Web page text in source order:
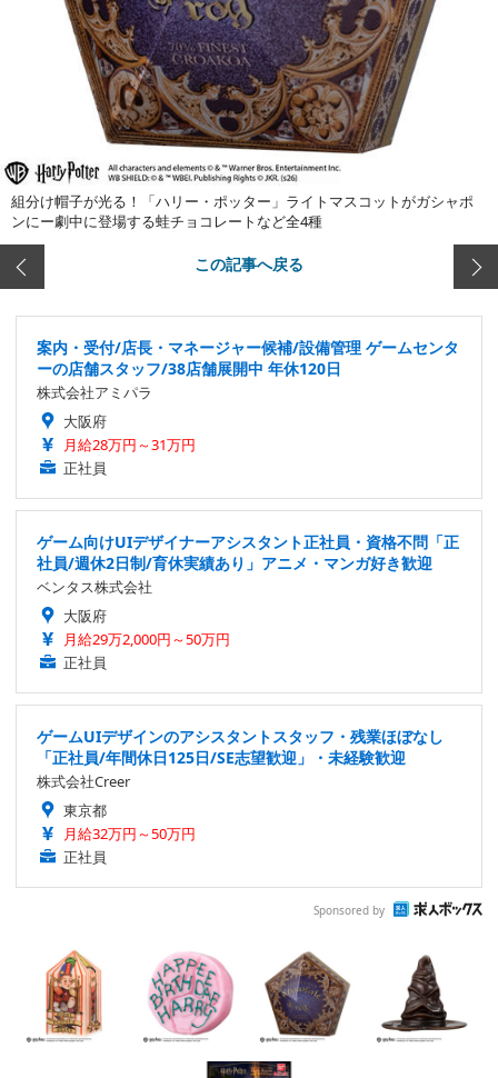
組分け帽子が光る！「ハリー・ポッター」ライトマスコットがガシャポ
ンにー劇中に登場する蛙チョコレートなど全4種
この記事へ戻る
案内・受付/店長・マネージャー候補/設備管理 ゲームセンタ
ーの店舗スタッフ/38店舗展開中 年休120日
株式会社アミパラ
大阪府
月給28万円～31万円
正社員
ゲーム向けUIデザイナーアシスタント正社員・資格不問「正
社員/週休2日制/育休実績あり」アニメ・マンガ好き歓迎
ベンタス株式会社
大阪府
月給29万2,000円～50万円
正社員
ゲームUIデザインのアシスタントスタッフ・残業ほぼなし
「正社員/年間休日125日/SE志望歓迎」・未経験歓迎
株式会社Creer
東京都
月給32万円～50万円
正社員
Sponsored by